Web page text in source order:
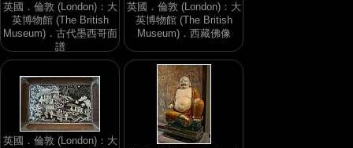
英國．倫敦 (London)：大
英博物館 (The British
Museum)．古代墨西哥面
譜
英國．倫敦 (London)：大
英博物館 (The British
Museum)．西藏佛像
英國．倫敦 (London)：大